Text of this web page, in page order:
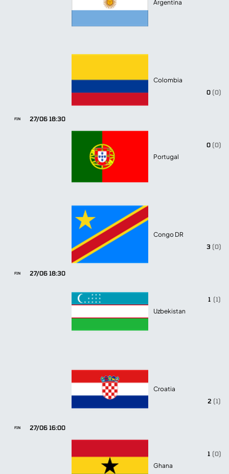
Argentina
27/06 18:30
FIN
Colombia
Portugal
0 (0)
0 (0)
27/06 18:30
FIN
Congo DR
Uzbekistan
3 (0)
1 (1)
27/06 16:00
FIN
Croatia
Ghana
2 (1)
1 (0)